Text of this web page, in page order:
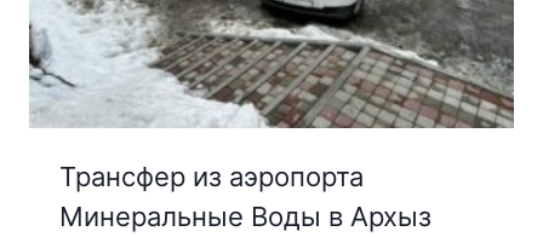
Трансфер из аэропорта
Минеральные Воды в Архыз